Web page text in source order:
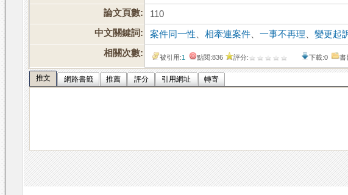
論文頁數:
110
中文關鍵詞:
案件同一性 、相牽連案件 、一事不再理 、變更起
相關次數:
被引用:1 點閱:836 評分: 下載:0 書
推文 網路書籤 推薦 評分 引用網址 轉寄